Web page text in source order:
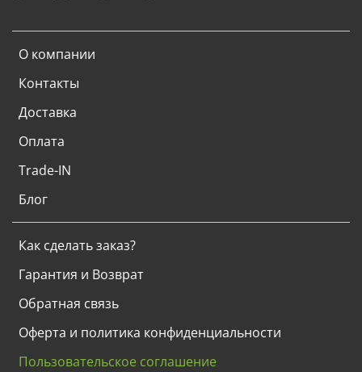
О компании
Контакты
Доставка
Оплата
Trade-IN
Блог
Как сделать заказ?
Гарантия и Возврат
Обратная связь
Оферта и политика конфиденциальности
Пользовательское соглашение